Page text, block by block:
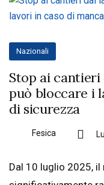
Nazionali
Stop ai
può bloccare i
di sicurezza
Fesica
Dal 10 luglio 2025, il